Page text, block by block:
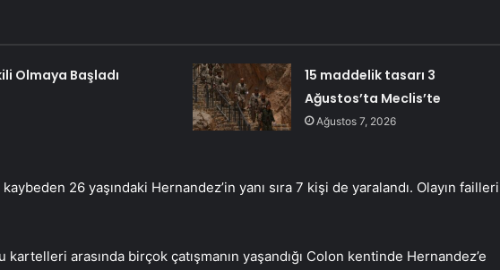
Olmaya Başladı
15 maddelik tasarı 3
Ağustos’ta Meclis’te
Ağustos 7, 2026
kaybeden 26 yaşındaki Hernandez’in yanı sıra 7 kişi de yaralandı. Olayın failleri
arasında birçok çatışmanın yaşandığı Colon kentinde Hernandez’e